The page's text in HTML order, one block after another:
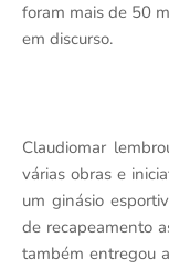
foram mais de 50
em discurso.
Claudiomar
várias obras e
um ginásio
de recapeamento
também entregou